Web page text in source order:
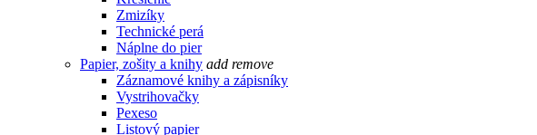
Zmizíky
Technické perá
Náplne do pier
Papier, zošity a knihy add remove
Záznamové knihy a zápisníky
Vystrihovačky
Pexeso
Listový papier